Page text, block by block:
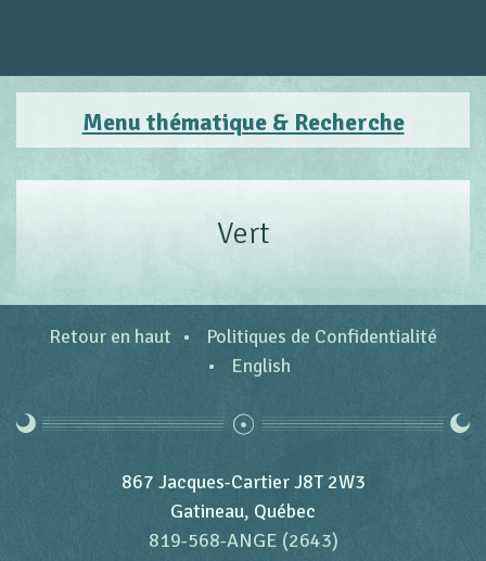
Menu thématique & Recherche
Vert
Retour en haut
Politiques de Confidentialité
English
867 Jacques-Cartier J8T 2W3
Gatineau, Québec
819-568-ANGE (2643)